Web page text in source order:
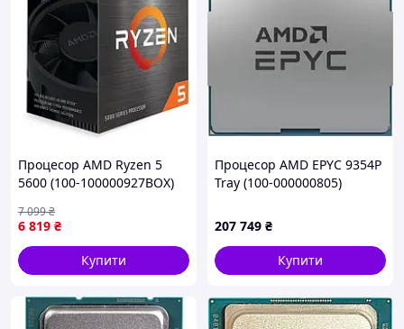
Процесор AMD Ryzen 5
5600 (100-100000927BOX)
6 819 ₴
7 099₴
Купити
Процесор AMD EPYC 9354P
Tray (100-000000805)
207 749 ₴
Купити